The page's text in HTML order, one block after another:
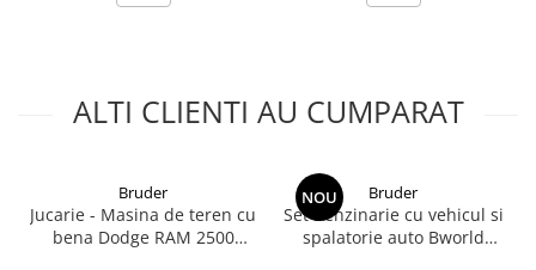
ALTI CLIENTI AU CUMPARAT
Bruder
Jucarie - Masina de teren cu
bena Dodge RAM 2500
NOU Bruder
Set Benzinarie cu vehicul si
spalatorie auto Bworld